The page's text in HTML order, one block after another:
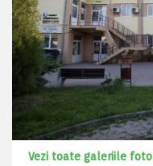
Vezi toate galeriile foto